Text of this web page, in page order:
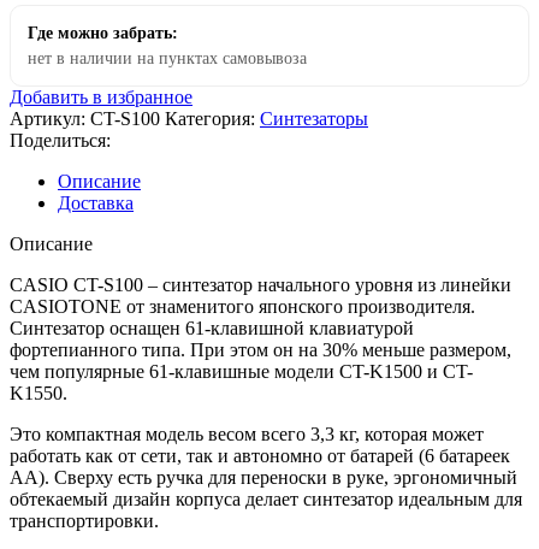
Где можно забрать:
нет в наличии на пунктах самовывоза
Добавить в избранное
Артикул: CT-S100 Категория: Синтезаторы
Поделиться:
Описание
Доставка
Описание
CASIO CT-S100 – синтезатор начального уровня из линейки
CASIOTONE от знаменитого японского производителя.
Синтезатор оснащен 61-клавишной клавиатурой
фортепианного типа. При этом он на 30% меньше размером,
чем популярные 61-клавишные модели CT-K1500 и CT-
K1550.
Это компактная модель весом всего 3,3 кг, которая может
работать как от сети, так и автономно от батарей (6 батареек
АА). Сверху есть ручка для переноски в руке, эргономичный
обтекаемый дизайн корпуса делает синтезатор идеальным для
транспортировки.